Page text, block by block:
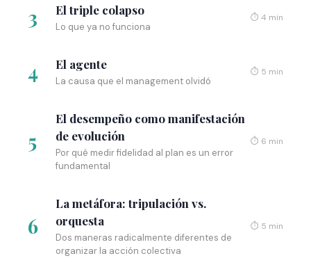
3 El triple colapso
Lo que ya no funciona
⏱ 4 min
4 El agente
La causa que el management olvidó
⏱ 5 min
5
El desempeño como manifestación
de evolución
Por qué medir fidelidad al plan es un error
fundamental
⏱ 6 min
6
La metáfora: tripulación vs.
orquesta
Dos maneras radicalmente diferentes de
organizar la acción colectiva
⏱ 5 min